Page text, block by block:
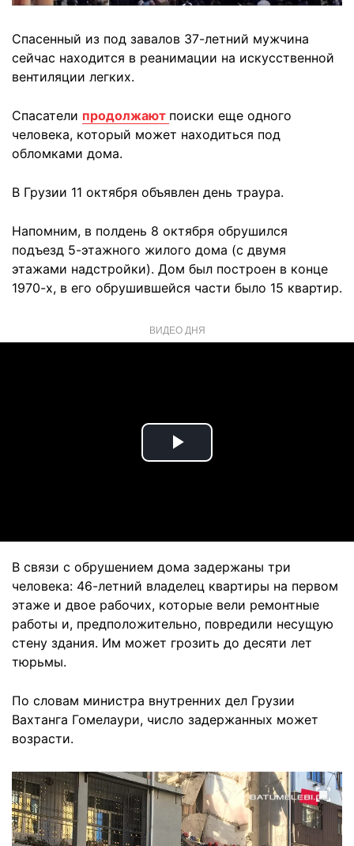
Спасенный из под завалов 37-летний мужчина
сейчас находится в реанимации на искусственной
вентиляции легких.
Спасатели продолжают поиски еще одного
человека, который может находиться под
обломками дома.
В Грузии 11 октября объявлен день траура.
Напомним, в полдень 8 октября обрушился
подъезд 5-этажного жилого дома (с двумя
этажами надстройки). Дом был построен в конце
1970-х, в его обрушившейся части было 15 квартир.
ВИДЕО ДНЯ
Play
В связи с обрушением дома задержаны три
человека: 46-летний владелец квартиры на первом
этаже и двое рабочих, которые вели ремонтные
работы и, предположительно, повредили несущую
стену здания. Им может грозить до десяти лет
тюрьмы.
По словам министра внутренних дел Грузии
Вахтанга Гомелаури, число задержанных может
возрасти.